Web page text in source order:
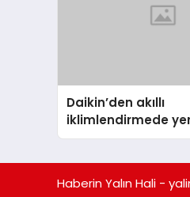
Daikin’den akıllı
iklimlendirmede
Madoka Plus
Haberin Yalın Hali -